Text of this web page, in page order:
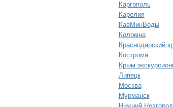
Каргополь
Карелия
КавМинВоды
Коломна
Краснодарский
Кострома
Крым
Липецк
Москва
Мурманск